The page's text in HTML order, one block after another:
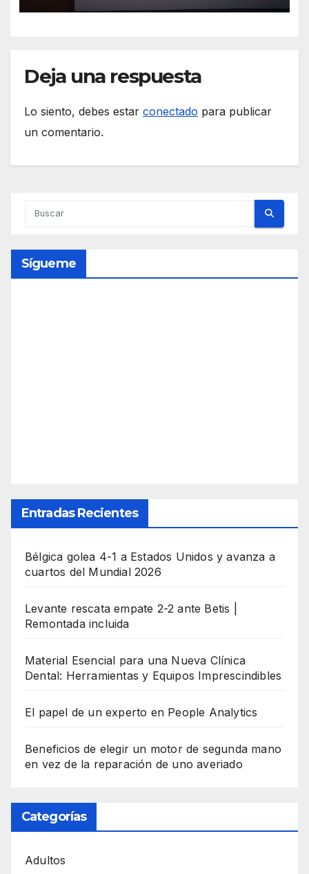
Deja una respuesta
Lo siento, debes estar conectado para publicar
un comentario.
Sígueme
Entradas Recientes
Bélgica golea 4-1 a Estados Unidos y avanza a
cuartos del Mundial 2026
Levante rescata empate 2-2 ante Betis |
Remontada incluida
Material Esencial para una Nueva Clínica
Dental: Herramientas y Equipos Imprescindibles
El papel de un experto en People Analytics
Beneficios de elegir un motor de segunda mano
en vez de la reparación de uno averiado
Categorías
Adultos